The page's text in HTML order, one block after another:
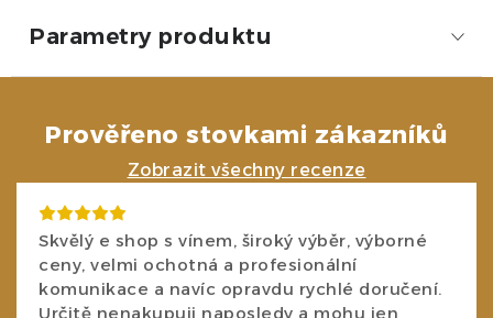
Parametry produktu
Prověřeno stovkami zákazníků
Zobrazit všechny recenze
Skvělý e shop s vínem, široký výběr, výborné
ceny, velmi ochotná a profesionální
komunikace a navíc opravdu rychlé doručení.
Určitě nenakupuji naposledy a mohu jen